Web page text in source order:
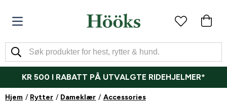
KR 500 I RABATT PÅ UTVALGTE RIDEHJELMER*
Hjem Rytter Dameklær Accessories